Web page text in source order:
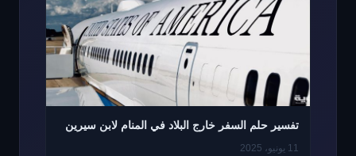
تفسير حلم السفر خارج البلاد في المنام لابن سيرين
11 يونيو، 2025